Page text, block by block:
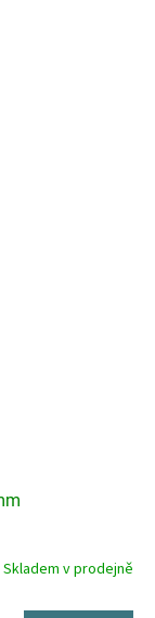
Skladem v prodejně